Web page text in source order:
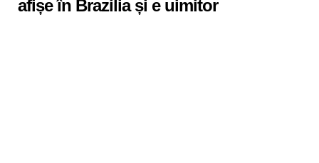
afișe în Brazilia și e uimitor